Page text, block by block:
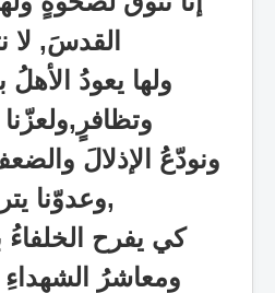
القدسَ, لا
ولها يعودُ الأهلُ
ونودّعُ الإذلالَ
,وعدوّنا
كي يفرح
ومعاشرُ الشهداءِ